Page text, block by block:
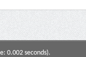
0.002 seconds).